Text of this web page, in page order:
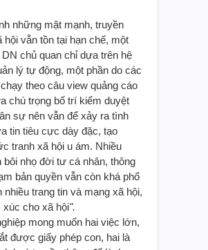
những mặt mạnh, truyền
hội vẫn tồn tại hạn chế, một
DN chủ quan chỉ dựa trên hệ
lý tự động, một phần do các
theo câu view quảng cáo
chú trọng bố trí kiểm duyệt
sự nên vẫn để xảy ra tình
tin tiêu cực dày đặc, tạo
tranh xã hội u ám. Nhiều
bôi nhọ đời tư cá nhân, thông
bản quyền vẫn còn khá phổ
nhiều trang tin và mạng xã hội,
xúc cho xã hội".
mong muốn hai việc lớn,
được giấy phép con, hai là